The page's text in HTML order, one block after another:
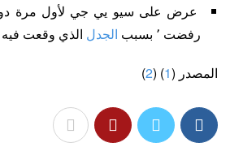
عرض على سيو يي جي لأول مرة
رفضت ٬ بسبب
الجدل الذي وقعت
المصدر (1
) (
2
)